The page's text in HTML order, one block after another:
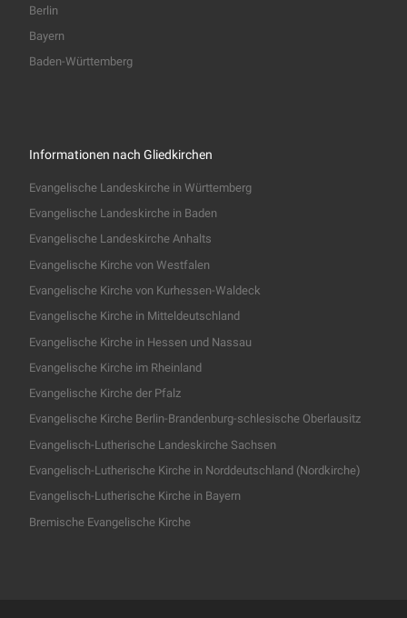
Berlin
Bayern
Baden-Württemberg
Informationen nach Gliedkirchen
Evangelische Landeskirche in Württemberg
Evangelische Landeskirche in Baden
Evangelische Landeskirche Anhalts
Evangelische Kirche von Westfalen
Evangelische Kirche von Kurhessen-Waldeck
Evangelische Kirche in Mitteldeutschland
Evangelische Kirche in Hessen und Nassau
Evangelische Kirche im Rheinland
Evangelische Kirche der Pfalz
Evangelische Kirche Berlin-Brandenburg-schlesische Oberlausitz
Evangelisch-Lutherische Landeskirche Sachsen
Evangelisch-Lutherische Kirche in Norddeutschland (Nordkirche)
Evangelisch-Lutherische Kirche in Bayern
Bremische Evangelische Kirche